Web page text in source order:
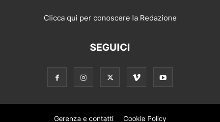
Clicca qui per conoscere la Redazione
SEGUICI
Gerenza e contatti Cookie Policy